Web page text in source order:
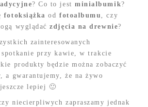
? Co to jestminialbumik?
fotoksiążka od fotoalbumu, czy
wyglądaćzdjęcia na drewnie?
zainteresowanych
spotkanie przy kawie, w trakcie
produkty będzie można zobaczyć
a gwarantujemy, że na żywo
lepiej 🙂
niecierpliwych zapraszamy jednak